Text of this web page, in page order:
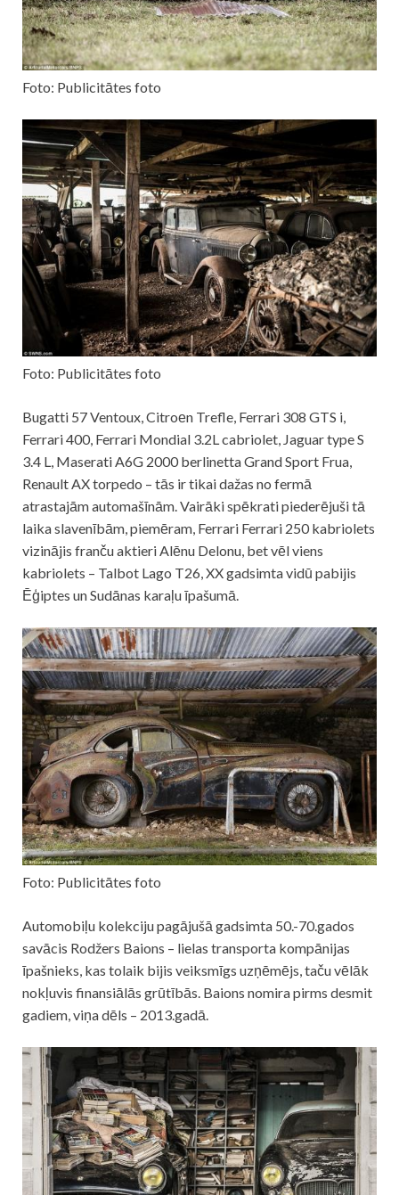
Foto: Publicitātes foto
Foto: Publicitātes foto
Bugatti 57 Ventoux, Citroеn Trefle, Ferrari 308 GTS i,
Ferrari 400, Ferrari Mondial 3.2L cabriolet, Jaguar type S
3.4 L, Maserati A6G 2000 berlinetta Grand Sport Frua,
Renault AX torpedo – tās ir tikai dažas no fermā
atrastajām automašīnām. Vairāki spēkrati piederējuši tā
laika slavenībām, piemēram, Ferrari Ferrari 250 kabriolets
vizinājis franču aktieri Alēnu Delonu, bet vēl viens
kabriolets – Talbot Lago T26, XX gadsimta vidū pabijis
Ēģiptes un Sudānas karaļu īpašumā.
Foto: Publicitātes foto
Automobiļu kolekciju pagājušā gadsimta 50.-70.gados
savācis Rodžers Baions – lielas transporta kompānijas
īpašnieks, kas tolaik bijis veiksmīgs uzņēmējs, taču vēlāk
nokļuvis finansiālās grūtībās. Baions nomira pirms desmit
gadiem, viņa dēls – 2013.gadā.